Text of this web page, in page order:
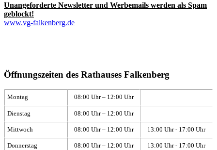
Unangeforderte Newsletter und Werbemails werden als Spam
geblockt!
www.vg-falkenberg.de
Öffnungszeiten des Rathauses Falkenberg
Montag 08:00 Uhr – 12:00 Uhr
Dienstag 08:00 Uhr – 12:00 Uhr
Mittwoch 08:00 Uhr – 12:00 Uhr 13:00 Uhr - 17:00 Uhr
Donnerstag 08:00 Uhr – 12:00 Uhr 13:00 Uhr - 17:00 Uhr